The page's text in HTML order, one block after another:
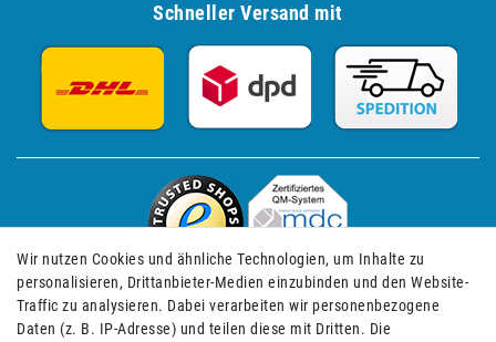
Schneller Versand mit
Wir nutzen Cookies und ähnliche Technologien, um Inhalte zu
personalisieren, Drittanbieter-Medien einzubinden und den Website-
Traffic zu analysieren. Dabei verarbeiten wir personenbezogene
Daten (z. B. IP-Adresse) und teilen diese mit Dritten. Die